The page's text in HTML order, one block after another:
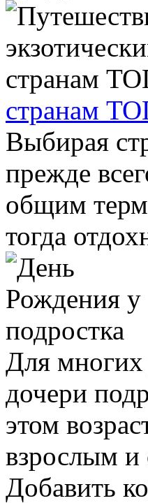
странам
Выбирая
прежде
общим
тогда
Для многих
дочери
этом
взрослым и
Добавить